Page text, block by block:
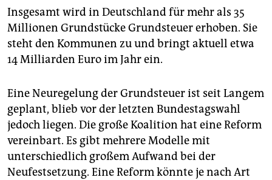
Insgesamt wird in Deutschland für mehr als 35
Millionen Grundstücke Grundsteuer erhoben. Sie
steht den Kommunen zu und bringt aktuell etwa
14 Milliarden Euro im Jahr ein.
Eine Neuregelung der Grundsteuer ist seit Langem
geplant, blieb vor der letzten Bundestagswahl
jedoch liegen. Die große Koalition hat eine Reform
vereinbart. Es gibt mehrere Modelle mit
unterschiedlich großem Aufwand bei der
Neufestsetzung. Eine Reform könnte je nach Art